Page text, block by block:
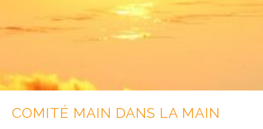
COMITÉ MAIN DANS LA MAIN